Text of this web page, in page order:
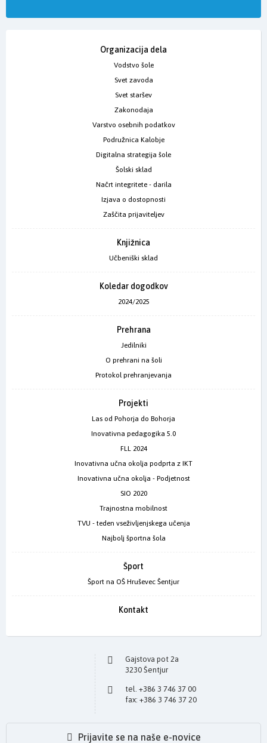
Organizacija dela
Vodstvo šole
Svet zavoda
Svet staršev
Zakonodaja
Varstvo osebnih podatkov
Podružnica Kalobje
Digitalna strategija šole
Šolski sklad
Načrt integritete - darila
Izjava o dostopnosti
Zaščita prijaviteljev
Knjižnica
Učbeniški sklad
Koledar dogodkov
2024/2025
Prehrana
Jedilniki
O prehrani na šoli
Protokol prehranjevanja
Projekti
Las od Pohorja do Bohorja
Inovativna pedagogika 5.0
FLL 2024
Inovativna učna okolja podprta z IKT
Inovativna učna okolja - Podjetnost
SIO 2020
Trajnostna mobilnost
TVU - teden vseživljenjskega učenja
Najbolj športna šola
Šport
Šport na OŠ Hruševec Šentjur
Kontakt
Gajstova pot 2a
3230 Šentjur
tel. +386 3 746 37 00
fax: +386 3 746 37 20
Prijavite se na naše e-novice